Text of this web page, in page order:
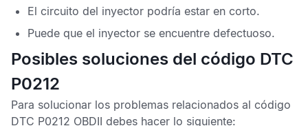
El circuito del inyector podría estar en corto.
Puede que el inyector se encuentre defectuoso.
Posibles soluciones del código DTC
P0212
Para solucionar los problemas relacionados al código
DTC P0212 OBDII debes hacer lo siguiente: